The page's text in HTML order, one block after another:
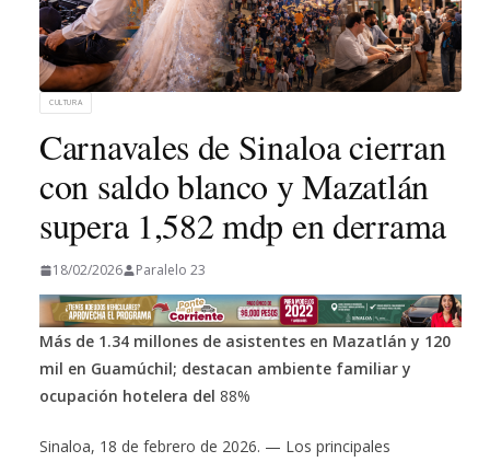
CULTURA
Carnavales de Sinaloa cierran
con saldo blanco y Mazatlán
supera 1,582 mdp en derrama
18/02/2026 Paralelo 23
Más de 1.34 millones de asistentes en Mazatlán y 120
mil en Guamúchil; destacan ambiente familiar y
ocupación hotelera del 88%
Sinaloa, 18 de febrero de 2026. — Los principales